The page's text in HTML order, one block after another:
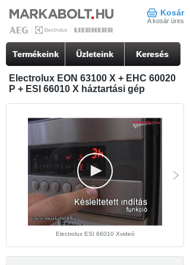
Kosár
A kosár üres
Termékeink Üzleteink Keresés
Electrolux EON 63100 X + EHC 60020
P + ESI 66010 X háztartási gép
Electrolux ESI 66010 Xvideó